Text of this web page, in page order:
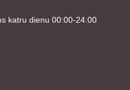
katru dienu 00:00-24:00